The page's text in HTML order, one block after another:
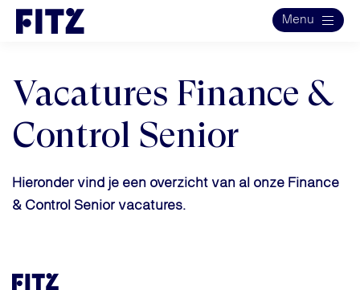
Menu
Vacatures Finance &
Control Senior
Hieronder vind je een overzicht van al onze Finance
& Control Senior vacatures.